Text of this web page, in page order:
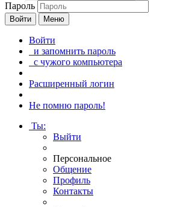
Пароль
Войти Меню
Войти
и запомнить пароль
с чужого компьютера
Расширенный логин
Не помню пароль!
Ты:
Выйти
Персональное
Общение
Профиль
Контакты